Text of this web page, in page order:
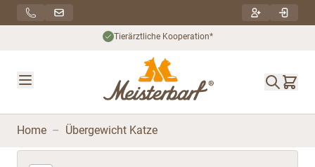
Direkt zum Inhalt
Nachhaltiger Versand***
Home – Übergewicht Katze